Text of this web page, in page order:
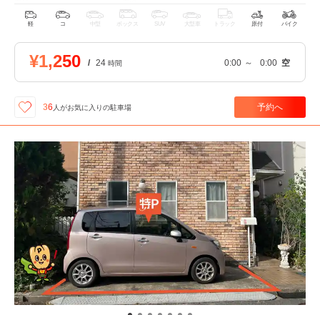
軽 コ 中型 ボックス SUV 大型車 トラック 原付 バイク
¥1,250 / 24 時間 0:00 ～ 0:00 空
36 人がお気に入りの駐車場 予約へ